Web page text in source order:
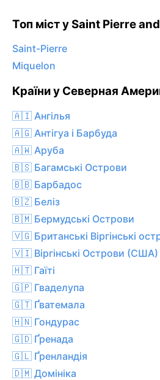
Топ міст у Saint Pierre
Saint-Pierre
Miquelon
Країни у Северная
🇦🇮 Ангілья
🇦🇬 Антігуа і Барбуда
🇦🇼 Аруба
🇧🇸 Багамські Острови
🇧🇧 Барбадос
🇧🇿 Беліз
🇧🇲 Бермудські Острови
🇻🇬 Британські Віргінські
🇻🇮 Віргінські Острови (США)
🇭🇹 Гаїті
🇬🇵 Гваделупа
🇬🇹 Ґватемала
🇭🇳 Гондурас
🇬🇩 Ґренада
🇬🇱 Ґренландія
🇩🇲 Домініка